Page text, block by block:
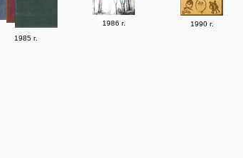
1985 г.
1986 г. 1990 г.